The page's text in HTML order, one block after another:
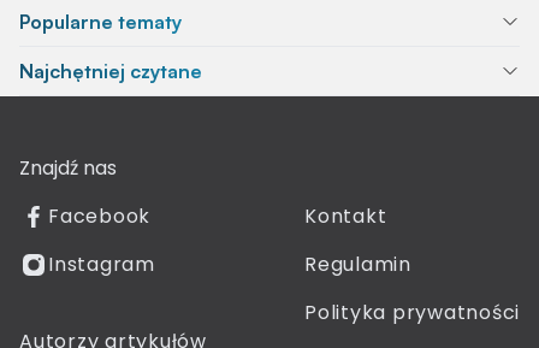
Popularne tematy
Najchętniej czytane
Znajdź nas
Facebook
Instagram
Kontakt
Regulamin
Polityka prywatności
Autorzy artykułów